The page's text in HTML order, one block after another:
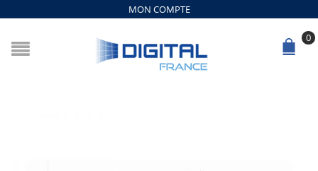
MON COMPTE
0